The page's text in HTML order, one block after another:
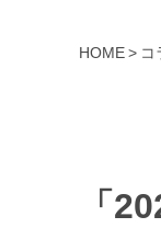
HOME コ
「